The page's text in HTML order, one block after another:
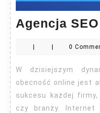
Agencja
| | 0
W dzisiejszym dynamicznym świecie biznesu,
obecność online jest
sukcesu każdej
czy branży. Internet